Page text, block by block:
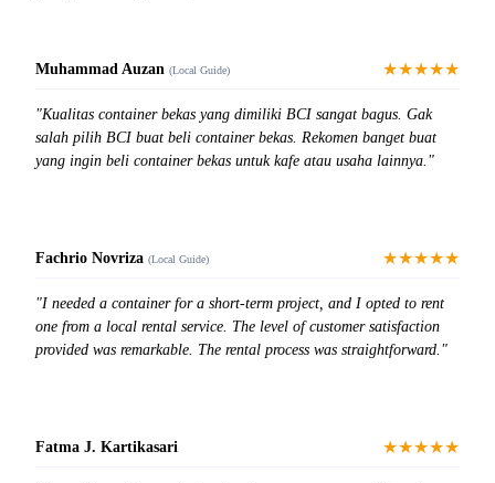
Muhammad Auzan (Local Guide) ★★★★★
"Kualitas container bekas yang dimiliki BCI sangat bagus. Gak
salah pilih BCI buat beli container bekas. Rekomen banget buat
yang ingin beli container bekas untuk kafe atau usaha lainnya."
Fachrio Novriza (Local Guide) ★★★★★
"I needed a container for a short-term project, and I opted to rent
one from a local rental service. The level of customer satisfaction
provided was remarkable. The rental process was straightforward."
Fatma J. Kartikasari ★★★★★